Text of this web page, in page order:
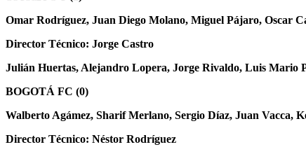
Omar Rodríguez, Juan Diego Molano, Miguel Pájaro, Oscar
Director Técnico: Jorge Castro
Julián Huertas, Alejandro Lopera, Jorge Rivaldo, Luis Mario
BOGOTÁ FC (0)
Walberto Agámez, Sharif Merlano, Sergio Díaz, Juan Vacca,
Director Técnico: Néstor Rodríguez